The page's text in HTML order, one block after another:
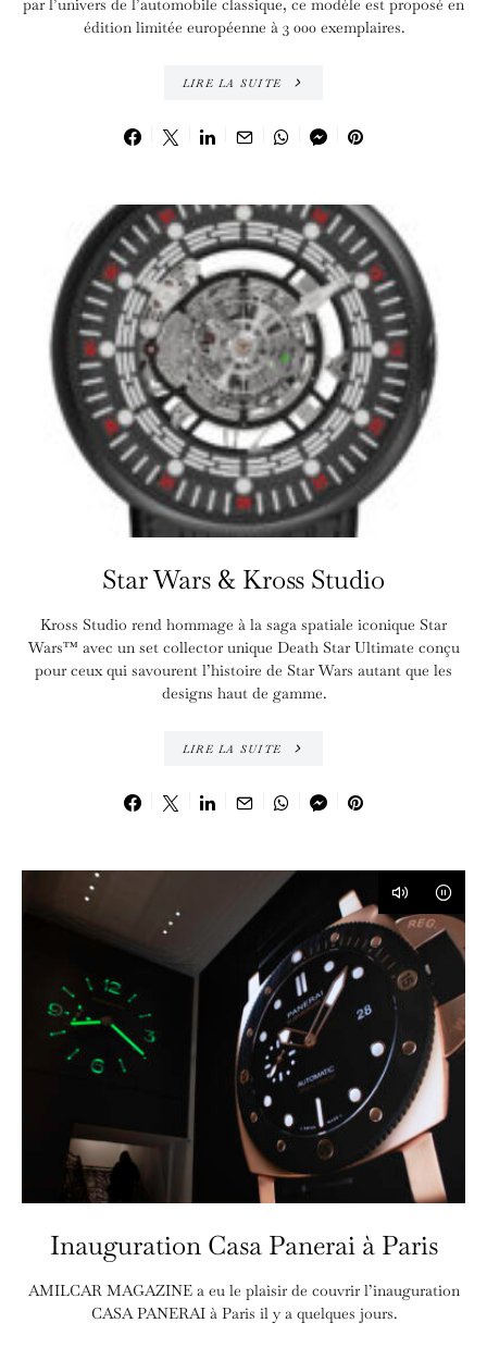
par l’univers de l’automobile classique, ce modèle est proposé en
édition limitée européenne à 3 000 exemplaires.
LIRE LA SUITE
Star Wars & Kross Studio
Kross Studio rend hommage à la saga spatiale iconique Star
Wars™ avec un set collector unique Death Star Ultimate conçu
pour ceux qui savourent l’histoire de Star Wars autant que les
designs haut de gamme.
LIRE LA SUITE
Inauguration Casa Panerai à Paris
AMILCAR MAGAZINE a eu le plaisir de couvrir l’inauguration
CASA PANERAI à Paris il y a quelques jours.